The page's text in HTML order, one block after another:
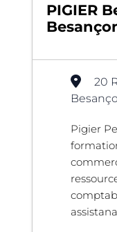
PIGIER
20
Pigier